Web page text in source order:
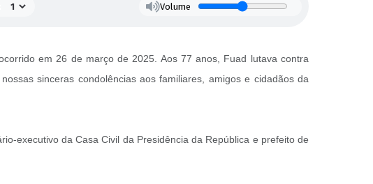
Volume
em 26 de março de 2025. Aos 77 anos, Fuad lutava contra
sinceras condolências aos familiares, amigos e cidadãos da
executivo da Casa Civil da Presidência da República e prefeito de